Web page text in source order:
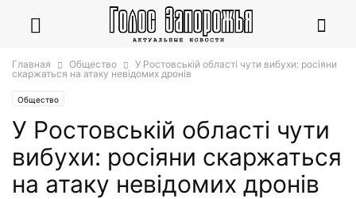
Главная Общество
У Ростовській області чути вибухи: росіяни
скаржаться на атаку невідомих дронів
Общество
У Ростовській області чути
вибухи: росіяни скаржаться
на атаку невідомих дронів